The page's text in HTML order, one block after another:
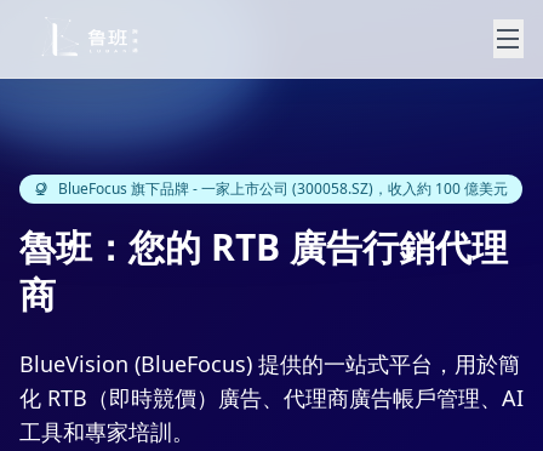
BlueFocus 旗下品牌 - 一家上市公司 (300058.SZ)，收入約 100 億美元
魯班：您的 RTB 廣告行銷代理
商
BlueVision (BlueFocus) 提供的一站式平台，用於簡
化 RTB（即時競價）廣告、代理商廣告帳戶管理、AI
工具和專家培訓。